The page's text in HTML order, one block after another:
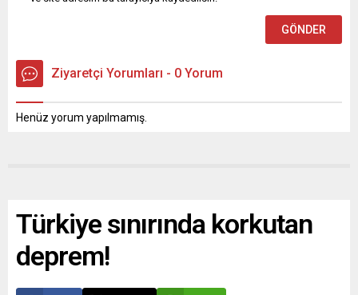
Ziyaretçi Yorumları - 0 Yorum
Henüz yorum yapılmamış.
Türkiye sınırında korkutan
deprem!